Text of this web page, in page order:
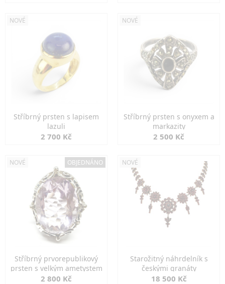
NOVÉ
Stříbrný prsten s lapisem
lazuli
2 700 Kč
NOVÉ
Stříbrný prsten s onyxem a
markazity
2 500 Kč
NOVÉ OBJEDNÁNO
Stříbrný prvorepublikový
prsten s velkým ametystem
2 800 Kč
NOVÉ
Starožitný náhrdelník s
českými granáty
18 500 Kč